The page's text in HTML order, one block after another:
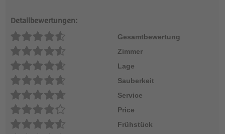
Detailbewertungen:
Gesamtbewertung
Zimmer
Lage
Sauberkeit
Service
Price
Frühstück